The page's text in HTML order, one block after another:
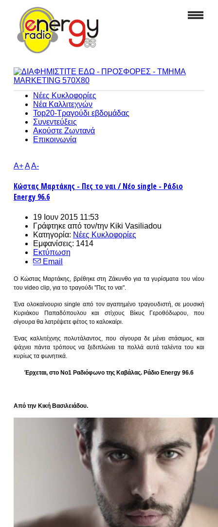
Νέες Κυκλοφορίες
Νέα Καλλιτεχνών
Top20-Τραγούδι εβδομάδας
Συνεντεύξεις
Ακούστε Ζωντανά
Επικοινωνία
A+AA-
Κώστας Μαρτάκης - Πες το ναι / Νέο single - Ράδιο
Energy 96.6
19 Ιουν 2015 11:53
Γράφτηκε από τον/την Kiki Vasiliadou
Κατηγορία: Νέες Κυκλοφορίες
Εμφανίσεις: 1414
Εκτύπωση
Email
Ο Κώστας Μαρτάκης, βρέθηκε στη Ζάκυνθο για τα γυρίσματα του νέου
του video clip, για το τραγούδι "Πες το ναι".
Ένα ολοκαίνουριο single από τον αγαπημένο τραγουδιστή, σε μουσική
Κυριάκου Παπαδόπουλου και στίχους Βίκυς Γεροθόδωρου, που
σίγουρα θα λατρέψετε φέτος το καλοκαίρι.
Ένας καλλιτέχνης πολυτάλαντος, που σίγουρα δε μένει στάσιμος, και
ψάχνει πάντα τρόπους να ξεδιπλώνει τα πολλά αυτά ταλέντα του και
κυρίως τα φωνητικά.
Έρχεται, στο Νο1 Ραδιόφωνο της Καβάλας. Ράδιο Energy 96.6
Από την Κική Βασιλειάδου.